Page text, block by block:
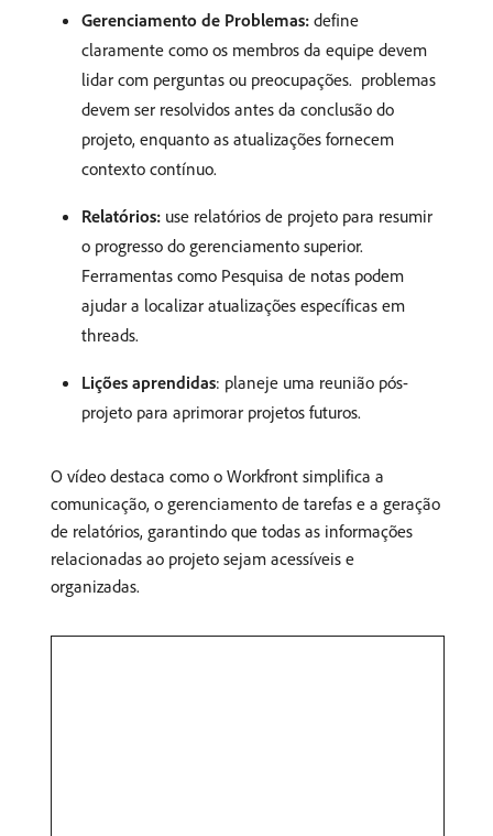
Gerenciamento de Problemas: define
claramente como os membros da equipe devem
lidar com perguntas ou preocupações. ​ problemas
devem ser resolvidos antes da conclusão do
projeto, enquanto as atualizações fornecem
contexto contínuo. ​
Relatórios: use relatórios de projeto para resumir
o progresso do gerenciamento superior. ​
Ferramentas como Pesquisa de notas podem
ajudar a localizar atualizações específicas em
threads. ​
Lições aprendidas: planeje uma reunião pós-
projeto para aprimorar projetos futuros. ​
O vídeo destaca como o Workfront simplifica a
comunicação, o gerenciamento de tarefas e a geração
de relatórios, garantindo que todas as informações
relacionadas ao projeto sejam acessíveis e
organizadas. ​